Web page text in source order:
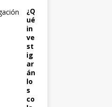
¿Q
ué
in
ve
st
ig
ar
án
lo
s
co